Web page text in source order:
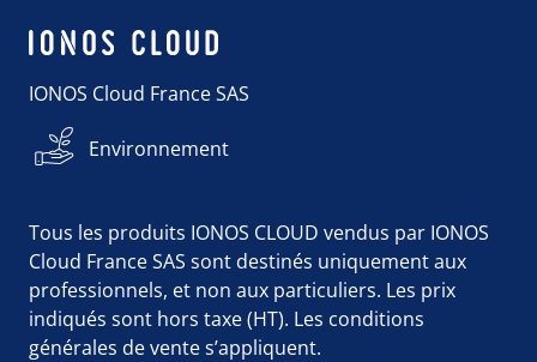
IONOS Cloud France SAS
Environnement
Tous les produits IONOS CLOUD vendus par IONOS
Cloud France SAS sont destinés uniquement aux
professionnels, et non aux particuliers. Les prix
indiqués sont hors taxe (HT). Les conditions
générales de vente s’appliquent.